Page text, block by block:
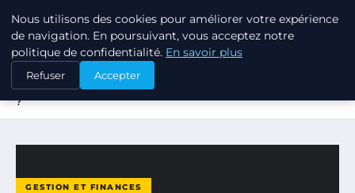
LPO CONSULTING
ACCUEIL
GESTION ET FINANCES
COMBIEN GAGNE UN MONTEUR VIDÉO FREELANCE EN 2025
?
GESTION ET FINANCES
Nous utilisons des cookies pour améliorer votre expérience
de navigation. En poursuivant, vous acceptez notre
politique de confidentialité. En savoir plus
Refuser Accepter